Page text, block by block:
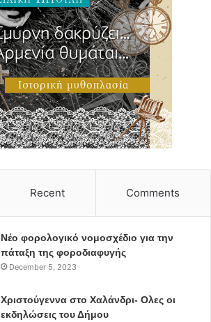
Recent Comments
Νέο φορολογικό νομοσχέδιο για την
πάταξη της φοροδιαφυγής
December 5, 2023
Χριστούγεννα στο Χαλάνδρι- Ολες οι
εκδηλώσεις του Δήμου